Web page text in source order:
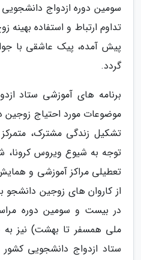
سومین دوره ازدواج
تداوم ارتباط و استفاده
پیش آمده، پیک عاشقی با
گردد.
برنامه های آموزشی ستاد
موضوعات مورد احتیاج
تشکیل زندگی مشترک،
توجه به شیوع ویروس کرونا،
تعطیلی مراکز آموزشی و
از کاروان های زوجین
در بیست و سومین دوره
ملی همسفر تا بهشت) نیز به
ستاد ازدواج دانشجویی کشور